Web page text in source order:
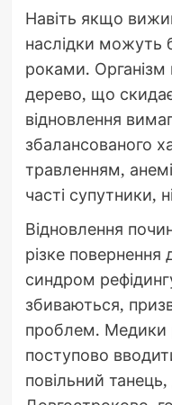
Навіть якщо
наслідки можуть
роками. Організм
дерево, що
відновлення
збалансованого
травленням,
часті супутники,
Відновлення
різке
синдром
збиваються,
проблем. Медики
поступово
повільний